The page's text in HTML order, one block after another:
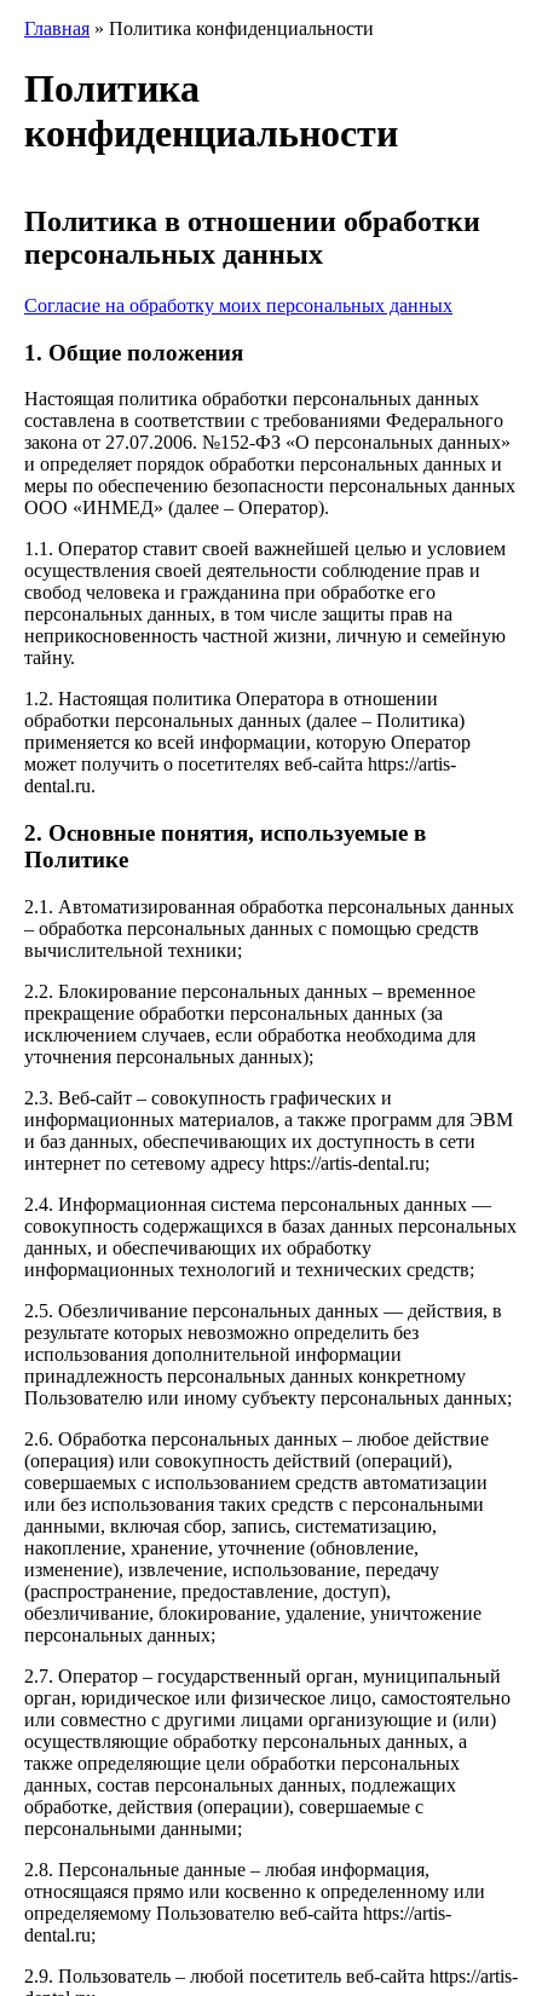
Главная » Политика конфиденциальности
Политика
конфиденциальности
Политика в отношении обработки
персональных данных
Согласие на обработку моих персональных данных
1. Общие положения
Настоящая политика обработки персональных данных
составлена в соответствии с требованиями Федерального
закона от 27.07.2006. №152-ФЗ «О персональных данных»
и определяет порядок обработки персональных данных и
меры по обеспечению безопасности персональных данных
ООО «ИНМЕД» (далее – Оператор).
1.1. Оператор ставит своей важнейшей целью и условием
осуществления своей деятельности соблюдение прав и
свобод человека и гражданина при обработке его
персональных данных, в том числе защиты прав на
неприкосновенность частной жизни, личную и семейную
тайну.
1.2. Настоящая политика Оператора в отношении
обработки персональных данных (далее – Политика)
применяется ко всей информации, которую Оператор
может получить о посетителях веб-сайта https://artis-
dental.ru.
2. Основные понятия, используемые в
Политике
2.1. Автоматизированная обработка персональных данных
– обработка персональных данных с помощью средств
вычислительной техники;
2.2. Блокирование персональных данных – временное
прекращение обработки персональных данных (за
исключением случаев, если обработка необходима для
уточнения персональных данных);
2.3. Веб-сайт – совокупность графических и
информационных материалов, а также программ для ЭВМ
и баз данных, обеспечивающих их доступность в сети
интернет по сетевому адресу https://artis-dental.ru;
2.4. Информационная система персональных данных —
совокупность содержащихся в базах данных персональных
данных, и обеспечивающих их обработку
информационных технологий и технических средств;
2.5. Обезличивание персональных данных — действия, в
результате которых невозможно определить без
использования дополнительной информации
принадлежность персональных данных конкретному
Пользователю или иному субъекту персональных данных;
2.6. Обработка персональных данных – любое действие
(операция) или совокупность действий (операций),
совершаемых с использованием средств автоматизации
или без использования таких средств с персональными
данными, включая сбор, запись, систематизацию,
накопление, хранение, уточнение (обновление,
изменение), извлечение, использование, передачу
(распространение, предоставление, доступ),
обезличивание, блокирование, удаление, уничтожение
персональных данных;
2.7. Оператор – государственный орган, муниципальный
орган, юридическое или физическое лицо, самостоятельно
или совместно с другими лицами организующие и (или)
осуществляющие обработку персональных данных, а
также определяющие цели обработки персональных
данных, состав персональных данных, подлежащих
обработке, действия (операции), совершаемые с
персональными данными;
2.8. Персональные данные – любая информация,
относящаяся прямо или косвенно к определенному или
определяемому Пользователю веб-сайта https://artis-
dental.ru;
2.9. Пользователь – любой посетитель веб-сайта https://artis-